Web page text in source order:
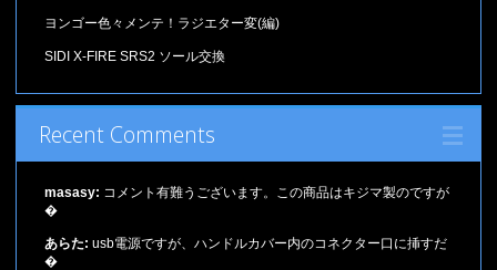
ヨンゴー色々メンテ！ラジエター変(編)
SIDI X-FIRE SRS2 ソール交換
Recent Comments
masasy: コメント有難うございます。この商品はキジマ製のですが
�
あらた: usb電源ですが、ハンドルカバー内のコネクター口に挿すだ
�